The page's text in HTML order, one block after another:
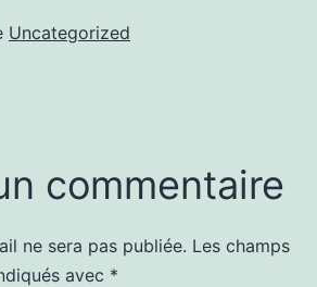
Uncategorized
commentaire
ne sera pas publiée. Les champs
avec *